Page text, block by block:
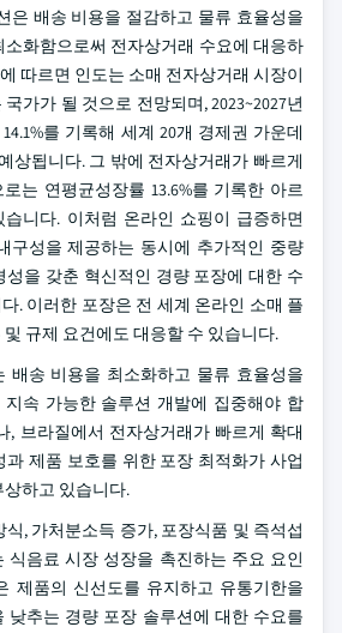
은 배송 비용을 절감하고 물류 효율성을
소화함으로써 전자상거래 수요에 대응하
따르면 인도는 소매 전자상거래 시장이
가가 될 것으로 전망되며, 2023~2027년
를 기록해 세계 20개 경제권 가운데
상됩니다. 그 밖에 전자상거래가 빠르게
는 연평균성장률 13.6%를 기록한 아르
니다. 이처럼 온라인 쇼핑이 급증하면
구성을 제공하는 동시에 추가적인 중량
성을 갖춘 혁신적인 경량 포장에 대한 수
. 이러한 포장은 전 세계 온라인 소매 플
규제 요건에도 대응할 수 있습니다.
배송 비용을 최소화하고 물류 효율성을
속 가능한 솔루션 개발에 집중해야 합
, 브라질에서 전자상거래가 빠르게 확대
과 제품 보호를 위한 포장 최적화가 사업
하고 있습니다.
, 가처분소득 증가, 포장식품 및 즉석섭
식음료 시장 성장을 촉진하는 주요 요인
제품의 신선도를 유지하고 유통기한을
낮추는 경량 포장 솔루션에 대한 수요를